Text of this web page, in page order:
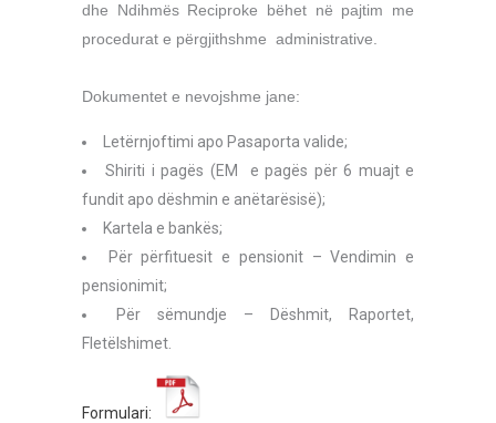
dhe Ndihmës Reciproke bëhet në pajtim me
procedurat e përgjithshme administrative.
Dokumentet e nevojshme jane:
Letërnjoftimi apo Pasaporta valide;
Shiriti i pagës (EM e pagës për 6 muajt e
fundit apo dëshmin e anëtarësisë);
Kartela e bankës;
Për përfituesit e pensionit – Vendimin e
pensionimit;
Për sëmundje – Dëshmit, Raportet,
Fletëlshimet.
Formulari: